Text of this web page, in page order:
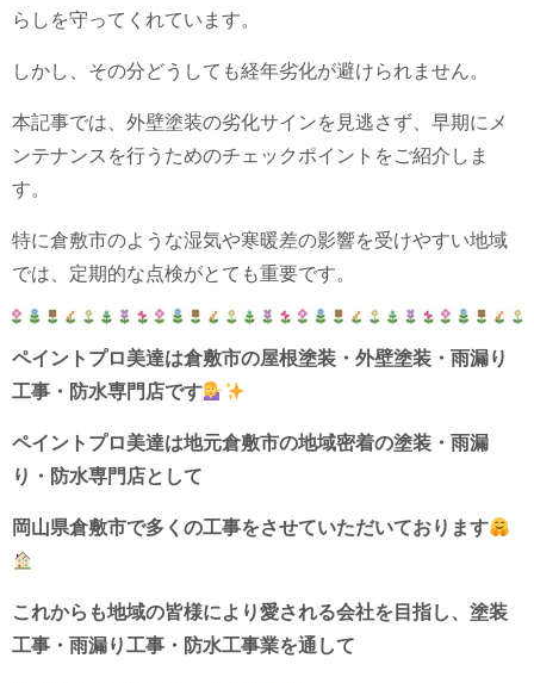
らしを守ってくれています。
しかし、その分どうしても経年劣化が避けられません。
本記事では、外壁塗装の劣化サインを見逃さず、早期にメ
ンテナンスを行うためのチェックポイントをご紹介しま
す。
特に倉敷市のような湿気や寒暖差の影響を受けやすい地域
では、定期的な点検がとても重要です。
ペイントプロ美達は倉敷市の屋根塗装・外壁塗装・雨漏り
工事・防水専門店です
ペイントプロ美達は地元倉敷市の地域密着の塗装・雨漏
り・防水専門店として
岡山県倉敷市で多くの工事をさせていただいております
これからも地域の皆様により愛される会社を目指し、 塗装
工事・雨漏り工事・防水工事業を通して